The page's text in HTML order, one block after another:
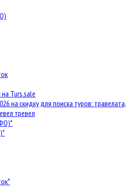
Turs.sale
на скидку для поиска туров: травелата,
тревел